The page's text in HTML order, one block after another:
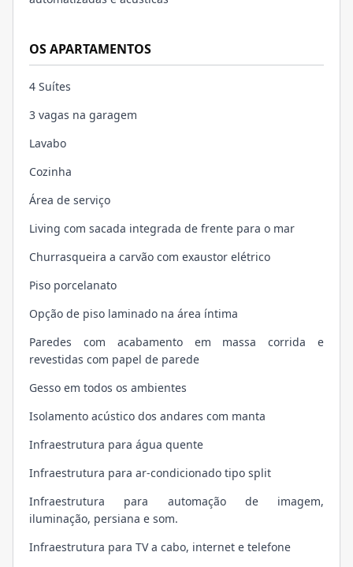
OS APARTAMENTOS
4 Suítes
3 vagas na garagem
Lavabo
Cozinha
Área de serviço
Living com sacada integrada de frente para o mar
Churrasqueira a carvão com exaustor elétrico
Piso porcelanato
Opção de piso laminado na área íntima
Paredes com acabamento em massa corrida e
revestidas com papel de parede
Gesso em todos os ambientes
Isolamento acústico dos andares com manta
Infraestrutura para água quente
Infraestrutura para ar-condicionado tipo split
Infraestrutura para automação de imagem,
iluminação, persiana e som.
Infraestrutura para TV a cabo, internet e telefone